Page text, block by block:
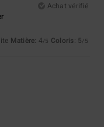
Achat vérifié
Matière: 4/5 Coloris: 5/5